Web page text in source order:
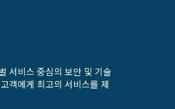
서비스 중심의 보안 및 기술
객에게 최고의 서비스를 제